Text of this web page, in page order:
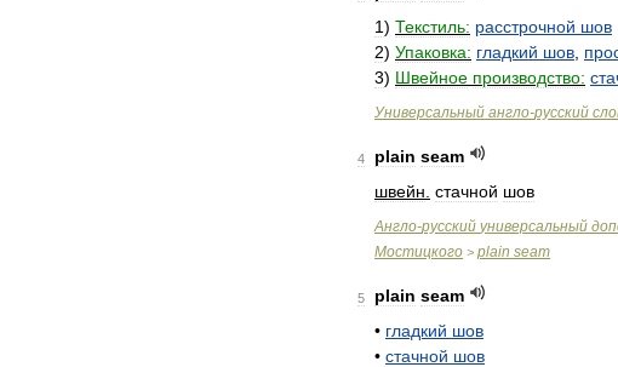
1) Текстиль: расстрочной шов
2) Упаковка: гладкий шов
3) Швейное производство:
Универсальный англо-русский
4 plain seam
швейн стачной шов
Англо-русский универсальный
Мостицкого > plain seam
5 plain seam
• гладкий шов
• стачной шов